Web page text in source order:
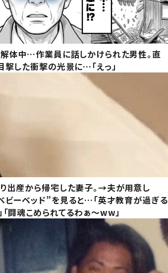
体中…作業員に話しかけられた男性。直
撃した衝撃の光景に…「えっ」
出産から帰宅した妻子。→夫が用意し
ビーベッド”を見ると…「英才教育が過ぎる
闘魂こめられてるわぁ～ww」